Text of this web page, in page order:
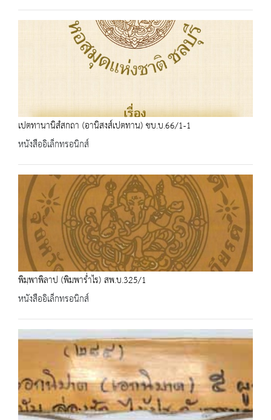
เปตทานานิสํสกถา (อานิสงส์เปตทาน) ชบ.บ.66/1-1
หนังสืออิเล็กทรอนิกส์
พิมฺพาพิลาป (พิมพาร่ำไร) สพ.บ.325/1
หนังสืออิเล็กทรอนิกส์